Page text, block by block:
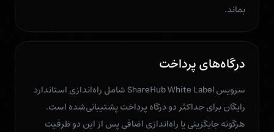
بماند.
درگاه‌های پرداخت
سرویس ShareHub White Label شامل راه‌اندازی استاندارد
رایگان برای حداکثر دو درگاه پرداخت پشتیبانی‌شده است.
هرگونه جایگزینی یا راه‌اندازی اضافی پس از این دو ظرفیت